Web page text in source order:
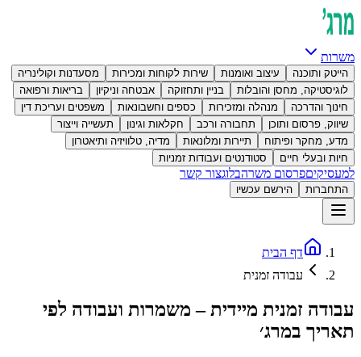
משרות
הייטק ותוכנה עיצוב ואומנות שירות לקוחות ומכירות
מסעדנות וקולינריה
לוגיסטיקה, מחסן והובלות
בניין ותחזוקה אבטחה וניקיון
בריאות ורפואה
חינוך והדרכה
מנהלה ומזכירות כספים וחשבונאות
משפטים ועריכת דין
שיווק, פרסום ותוכן
תחבורה ורכב חקלאות וגינון
תעשייה וייצור
מדע, מחקר ופיתוח
תיירות ומלונאות
מדיה, טלוויזיה ותיאטרון
חיות ובעלי חיים
סטודנטים ועבודות זמניות
למעסיקיםפרסום משרהבלוגצור קשר
התחברות הירשם עכשיו
דף הבית
עבודה זמנית
עבודה זמנית מיידית – משמרות ועבודה לפי
תאריך במרג׳